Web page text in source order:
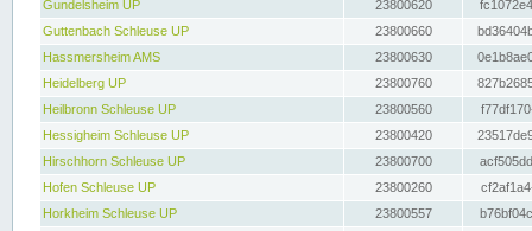
Gundelsheim UP
23800620
Guttenbach Schleuse UP
23800660
Hassmersheim AMS
23800630
Heidelberg UP
23800760
Heilbronn Schleuse UP
23800560
Hessigheim Schleuse UP
23800420
Hirschhorn Schleuse UP
23800700
Hofen Schleuse UP
23800260
Horkheim Schleuse UP
23800557